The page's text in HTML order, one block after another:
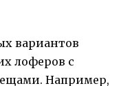
вариантов
лоферов с
Например,